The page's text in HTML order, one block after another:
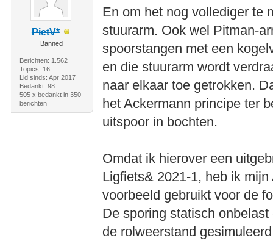
PietV*
Banned
Berichten: 1.562
Topics: 16
Lid sinds: Apr 2017
Bedankt: 98
505 x bedankt in 350
berichten
En om het nog vollediger te
stuurarm. Ook wel Pitman-
spoorstangen met een
en die stuurarm wordt
naar elkaar toe getrokken.
het Ackermann principe ter
uitspoor in bochten.
Omdat ik hierover een
Ligfiets& 2021-1, heb ik
voorbeeld gebruikt voor de
De sporing statisch
de rolweerstand